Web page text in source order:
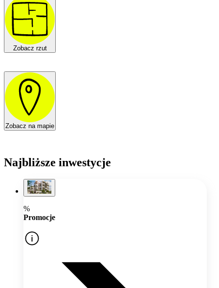
Zobacz rzut
Zobacz na mapie
Najbliższe inwestycje
%
Promocje